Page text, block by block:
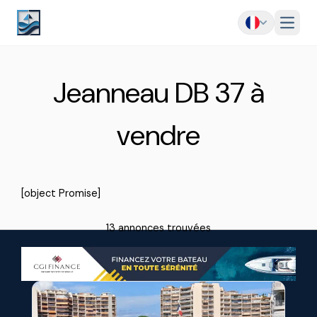
Menu
Jeanneau DB 37 à
vendre
[object Promise]
13 annonces trouvées